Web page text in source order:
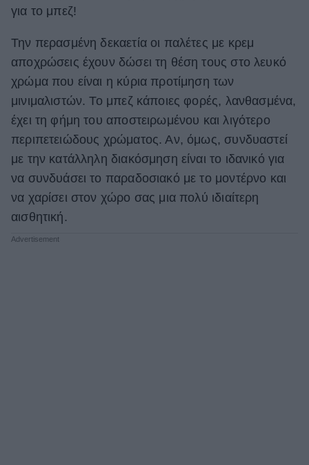
Αφιερώματα
ΒΟΞ
Χωρίς Ταμπέλες
Women's Forum
Hautes Grecians
για το μπεζ!
Την περασμένη δεκαετία οι παλέτες με κρεμ
αποχρώσεις έχουν δώσει τη θέση τους στο λευκό
χρώμα που είναι η κύρια προτίμηση των
μινιμαλιστών. Το μπεζ κάποιες φορές, λανθασμένα,
έχει τη φήμη του αποστειρωμένου και λιγότερο
περιπετειώδους χρώματος. Αν, όμως, συνδυαστεί
με την κατάλληλη διακόσμηση είναι το ιδανικό για
να συνδυάσει το παραδοσιακό με το μοντέρνο και
να χαρίσει στον χώρο σας μια πολύ ιδιαίτερη
αισθητική.